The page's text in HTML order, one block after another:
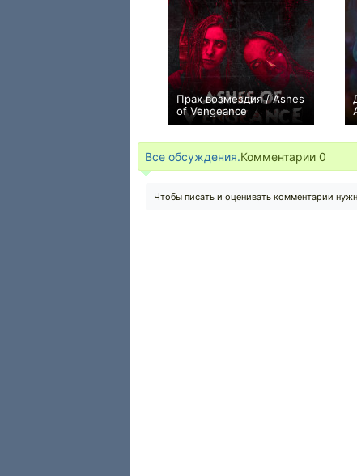
Прах возмездия / Ashes
of Vengeance
0
Все обсуждения.Комментарии 0
Чтобы писать и оценивать комментарии